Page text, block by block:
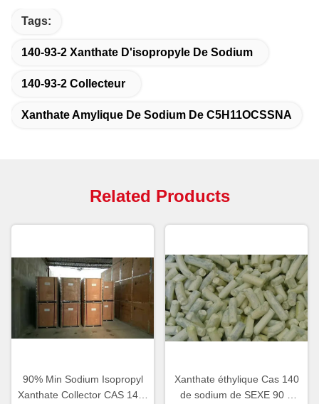
Tags:
140-93-2 Xanthate D'isopropyle De Sodium
140-93-2 Collecteur
Xanthate Amylique De Sodium De C5H11OCSSNA
Related Products
90% Min Sodium Isopropyl
Xanthate Collector CAS 140-
Xanthate éthylique Cas 140
de sodium de SEXE 90 9